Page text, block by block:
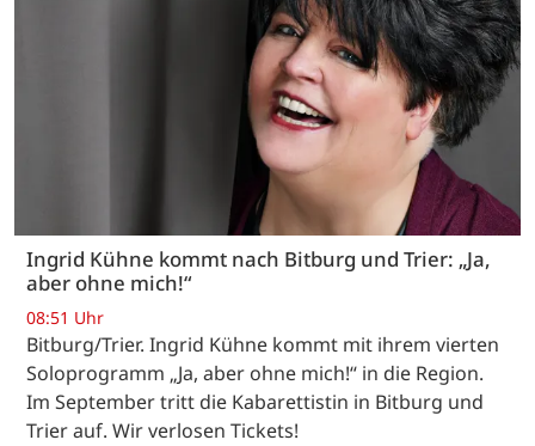
Ingrid Kühne kommt nach Bitburg und Trier: „Ja,
aber ohne mich!“
08:51 Uhr
Bitburg/Trier. Ingrid Kühne kommt mit ihrem vierten
Soloprogramm „Ja, aber ohne mich!“ in die Region.
Im September tritt die Kabarettistin in Bitburg und
Trier auf. Wir verlosen Tickets!